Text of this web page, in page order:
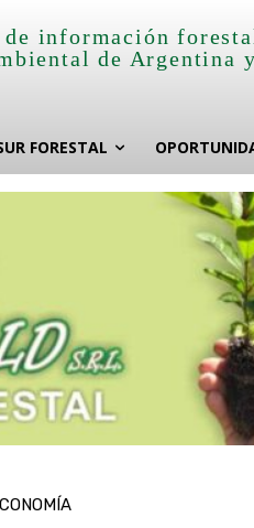
de información
de Argentina
FORESTAL